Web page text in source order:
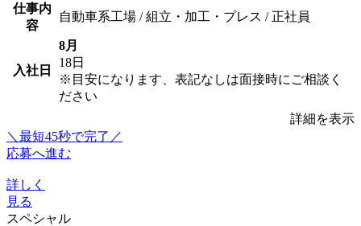
仕事内
容
自動車系工場 / 組立・加工・プレス / 正社員
入社日
8月
18日
※目安になります、表記なしは面接時にご相談く
ださい
詳細を表示
＼最短45秒で完了／
応募へ進む
詳しく
見る
スペシャル